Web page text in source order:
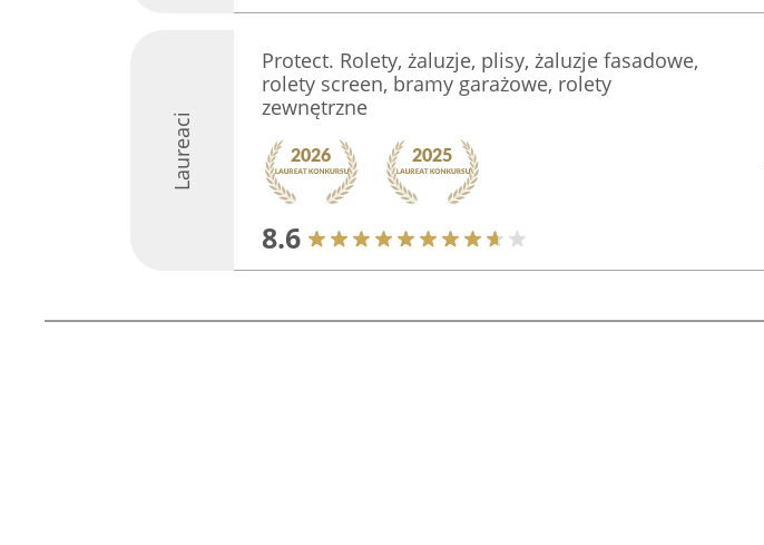
Laureaci
Protect. Rolety, żaluzje, plisy, żaluzje fasadowe,
rolety screen, bramy garażowe, rolety
zewnętrzne
8.6